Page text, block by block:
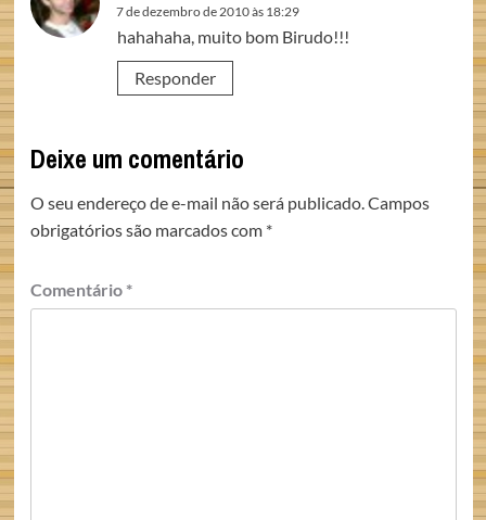
7 de dezembro de 2010 às 18:29
hahahaha, muito bom Birudo!!!
Responder
Deixe um comentário
O seu endereço de e-mail não será publicado.Campos
obrigatórios são marcados com *
Comentário *